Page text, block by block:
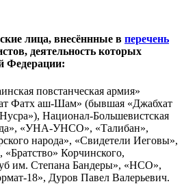
лица, внесённные в перечень
деятельность которых
Федерации:
повстанческая армия»
Фатх аш-Шам» (бывшая «Джабхат
Национал-Большевистская
«УНА-УНСО», «Талибан»,
народа», «Свидетели Иеговы»,
Корчинского,
им. Степана Бандеры», «НСО»,
18», Дуров Павел Валерьевич.